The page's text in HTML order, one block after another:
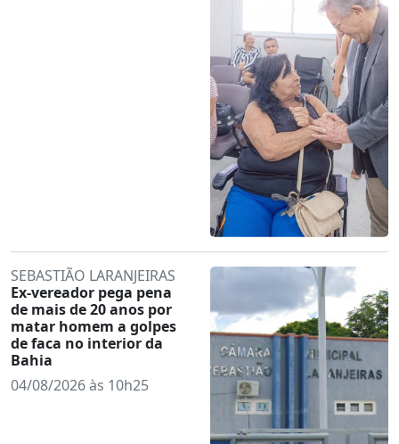
SEBASTIÃO LARANJEIRAS
Ex-vereador pega pena
de mais de 20 anos por
matar homem a golpes
de faca no interior da
Bahia
04/08/2026 às 10h25